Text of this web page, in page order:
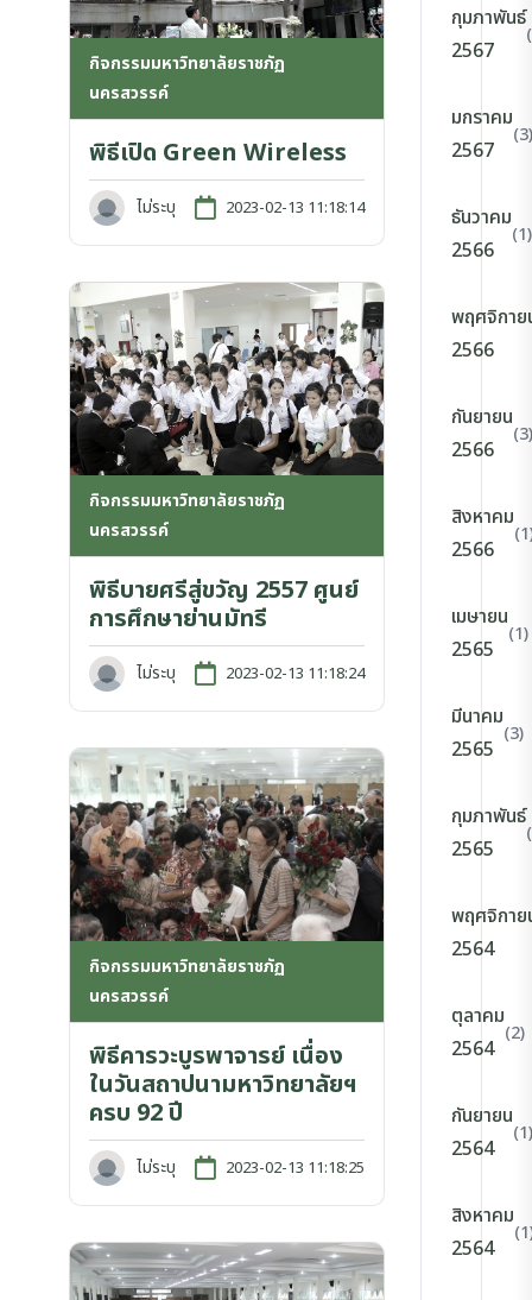
กิจกรรมมหาวิทยาลัยราชภัฏ
นครสวรรค์
พิธีเปิด Green Wireless
ไม่ระบุ 2023-02-13 11:18:14
กิจกรรมมหาวิทยาลัยราชภัฏ
นครสวรรค์
พิธีบายศรีสู่ขวัญ 2557 ศูนย์
การศึกษาย่านมัทรี
ไม่ระบุ 2023-02-13 11:18:24
กิจกรรมมหาวิทยาลัยราชภัฏ
นครสวรรค์
พิธีคารวะบูรพาจารย์ เนื่อง
ในวันสถาปนามหาวิทยาลัยฯ
ครบ 92 ปี
ไม่ระบุ 2023-02-13 11:18:25
กุมภาพันธ์
2567
มกราคม
2567
(3)
ธันวาคม
2566
(1)
พฤศจิกาย
2566
กันยายน
2566
(3)
สิงหาคม
2566
เมษายน
2565
(1)
มีนาคม
2565
(3)
กุมภาพันธ์
2565
พฤศจิกาย
2564
ตุลาคม
2564
(2)
กันยายน
2564
(1)
สิงหาคม
2564